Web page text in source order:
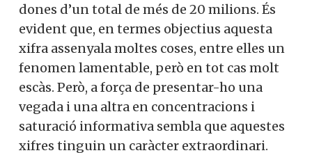
dones d’un total de més de 20 milions. És
evident que, en termes objectius aquesta
xifra assenyala moltes coses, entre elles un
fenomen lamentable, però en tot cas molt
escàs. Però, a força de presentar-ho una
vegada i una altra en concentracions i
saturació informativa sembla que aquestes
xifres tinguin un caràcter extraordinari.